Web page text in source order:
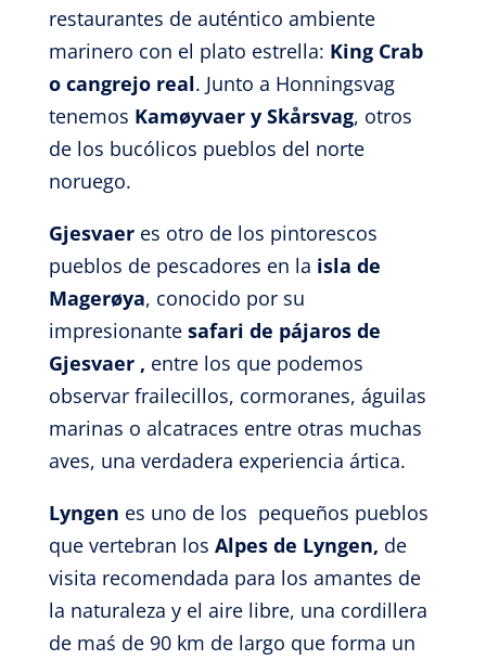
restaurantes de auténtico ambiente
marinero con el plato estrella: King Crab
o cangrejo real. Junto a Honningsvag
tenemos Kamøyvaer y Skårsvag, otros
de los bucólicos pueblos del norte
noruego.
Gjesvaeres otro de los pintorescos
pueblos de pescadores en la isla de
Magerøya, conocido por su
impresionante safari de pájaros de
Gjesvaer , entre los que podemos
observar frailecillos, cormoranes, águilas
marinas o alcatraces entre otras muchas
aves, una verdadera experiencia ártica.
Lyngen es uno de los pequeños pueblos
que vertebran los Alpes de Lyngen, de
visita recomendada para los amantes de
la naturaleza y el aire libre, una cordillera
de maś de 90 km de largo que forma un